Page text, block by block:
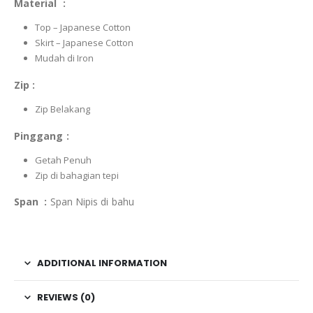
Material :
Top – Japanese Cotton
Skirt – Japanese Cotton
Mudah di Iron
Zip :
Zip Belakang
Pinggang :
Getah Penuh
Zip di bahagian tepi
Span : Span Nipis di bahu
ADDITIONAL INFORMATION
REVIEWS (0)